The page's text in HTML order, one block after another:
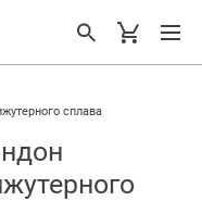
сплава